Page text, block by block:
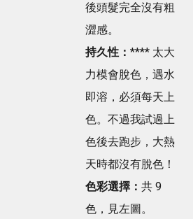
後頭髮完全沒有粗
澀感。
持久性： **** 太大
力模會脫色，遇水
即溶，必須每天上
色。不過我試過上
色後去跑步，大熱
天時都沒有脫色！
色彩選擇： 共 9
色，見左圖。